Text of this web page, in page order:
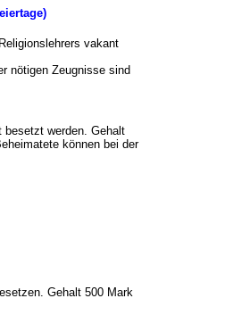
vakant
nötigen Zeugnisse sind
besetzt werden. Gehalt
können bei der
Gehalt 500 Mark